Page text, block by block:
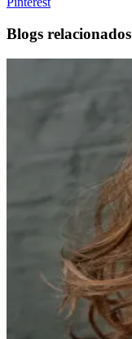
Blogs relacionados